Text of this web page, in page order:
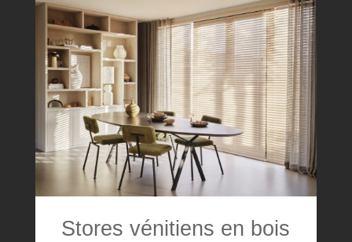
Stores vénitiens en bois